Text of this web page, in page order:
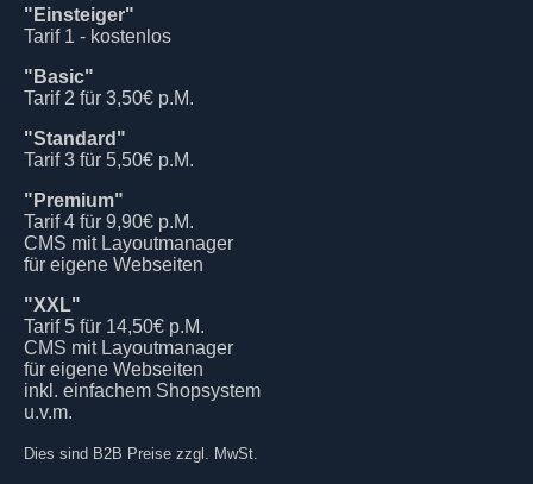
"Einsteiger"
Tarif 1 - kostenlos
"Basic"
Tarif 2 für 3,50€ p.M.
"Standard"
Tarif 3 für 5,50€ p.M.
"Premium"
Tarif 4 für 9,90€ p.M.
CMS mit Layoutmanager
für eigene Webseiten
"XXL"
Tarif 5 für 14,50€ p.M.
CMS mit Layoutmanager
für eigene Webseiten
inkl. einfachem Shopsystem
u.v.m.
Dies sind B2B Preise zzgl. MwSt.